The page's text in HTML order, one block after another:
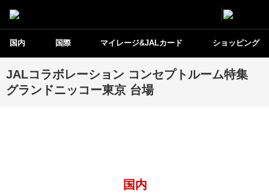
国内 国際 マイレージ&JALカード ショッピング
JALコラボレーション コンセプトルーム特集
グランドニッコー東京 台場
国内